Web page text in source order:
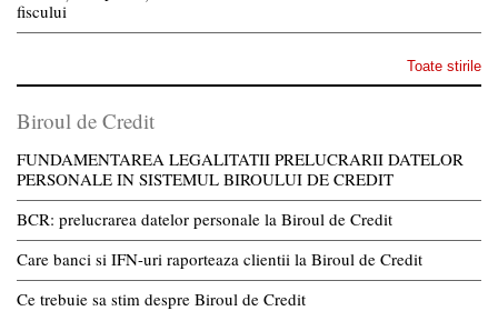
fiscului
Toate stirile
Biroul de Credit
FUNDAMENTAREA LEGALITATII PRELUCRARII DATELOR
PERSONALE IN SISTEMUL BIROULUI DE CREDIT
BCR: prelucrarea datelor personale la Biroul de Credit
Care banci si IFN-uri raporteaza clientii la Biroul de Credit
Ce trebuie sa stim despre Biroul de Credit